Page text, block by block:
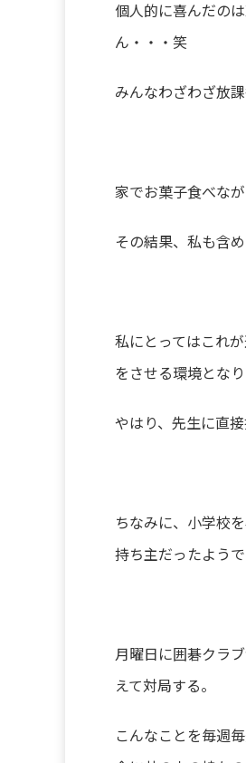
個人的に喜んだの
ん・・・笑
みんなわざわざ放
家でお菓子食べな
その結果、私も含
私にとってはこれ
をさせる環境となり
やはり、先生に直
ちなみに、小学校
持ち主だったようで
月曜日に囲碁クラ
えて対局する。
こんなことを毎週